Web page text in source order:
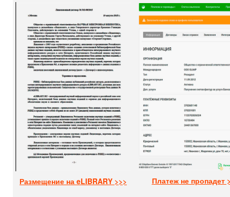
Размещение на eLIBRARY >>> Платеж не пропадет